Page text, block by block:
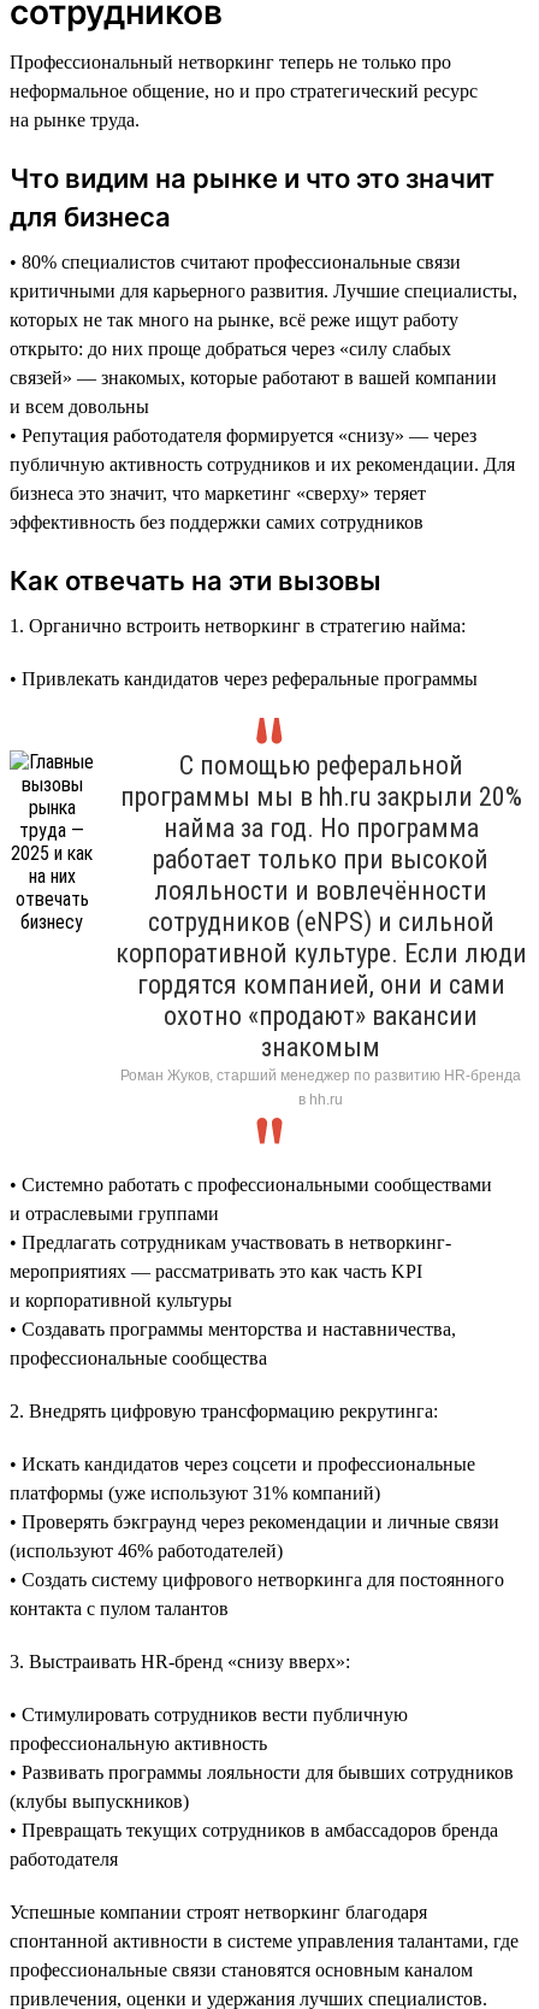
сотрудников
Профессиональный нетворкинг теперь не только про
неформальное общение, но и про стратегический ресурс
на рынке труда.
Что видим на рынке и что это значит
для бизнеса
• 80% специалистов считают профессиональные связи
критичными для карьерного развития. Лучшие специалисты,
которых не так много на рынке, всё реже ищут работу
открыто: до них проще добраться через «силу слабых
связей» — знакомых, которые работают в вашей компании
и всем довольны
• Репутация работодателя формируется «снизу» — через
публичную активность сотрудников и их рекомендации. Для
бизнеса это значит, что маркетинг «сверху» теряет
эффективность без поддержки самих сотрудников
Как отвечать на эти вызовы
1. Органично встроить нетворкинг в стратегию найма:
• Привлекать кандидатов через реферальные программы
С помощью реферальной
программы мы в hh.ru закрыли 20%
найма за год. Но программа
работает только при высокой
лояльности и вовлечённости
сотрудников (eNPS) и сильной
корпоративной культуре. Если люди
гордятся компанией, они и сами
охотно «продают» вакансии
знакомым
Роман Жуков, старший менеджер по развитию HR-бренда
в hh.ru
• Системно работать с профессиональными сообществами
и отраслевыми группами
• Предлагать сотрудникам участвовать в нетворкинг-
мероприятиях — рассматривать это как часть KPI
и корпоративной культуры
• Создавать программы менторства и наставничества,
профессиональные сообщества
2. Внедрять цифровую трансформацию рекрутинга:
• Искать кандидатов через соцсети и профессиональные
платформы (уже используют 31% компаний)
• Проверять бэкграунд через рекомендации и личные связи
(используют 46% работодателей)
• Создать систему цифрового нетворкинга для постоянного
контакта с пулом талантов
3. Выстраивать HR-бренд «снизу вверх»:
• Стимулировать сотрудников вести публичную
профессиональную активность
• Развивать программы лояльности для бывших сотрудников
(клубы выпускников)
• Превращать текущих сотрудников в амбассадоров бренда
работодателя
Успешные компании строят нетворкинг благодаря
спонтанной активности в системе управления талантами, где
профессиональные связи становятся основным каналом
привлечения, оценки и удержания лучших специалистов.